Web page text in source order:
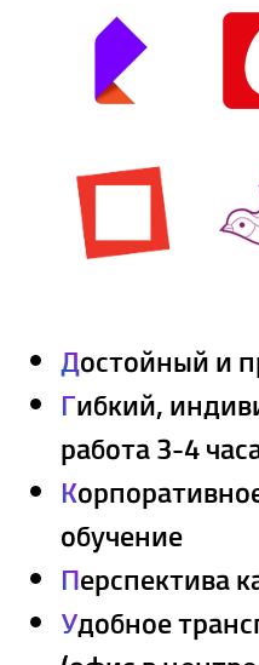
Достойный и
Гибкий,
работа 3-4
К
обучение
Перспектива
Удобное